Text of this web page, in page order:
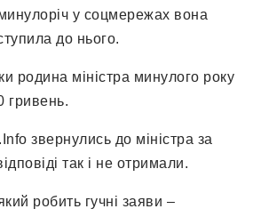
у соцмережах вона
до нього.
родина міністра минулого року
гривень.
звернулись до міністра за
так і не отримали.
робить гучні заяви –